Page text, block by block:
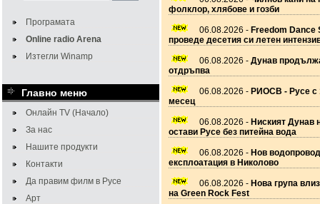
Програмата
Online radio Arena
Изтегли Winamp
Главно меню
Онлайн TV (Начало)
За нас
Нашите продукти
Контакти
Да правим филм в Русе
Арт
фолклор, хлябове и гозби
06.08.2026 - Freedom Dance
проведе десетия си летен
06.08.2026 - Дунав
отдръпва
06.08.2026 - РИОСВ - Русе с
месец
06.08.2026 - Ниският Дунав
остави Русе без питейна вода
06.08.2026 - Нов
експлоатация в Николово
06.08.2026 - Нова група
на Green Rock Fest